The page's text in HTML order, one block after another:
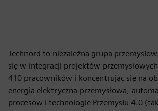
Technord to niezależna grupa
się w integracji projektów
410 pracowników i koncentrując się na
energia elektryczna przemysłowa,
procesów i technologie Przemysłu 4.0